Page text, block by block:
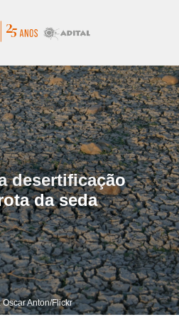
desertificação
da seda
Oscar Anton/Flickr